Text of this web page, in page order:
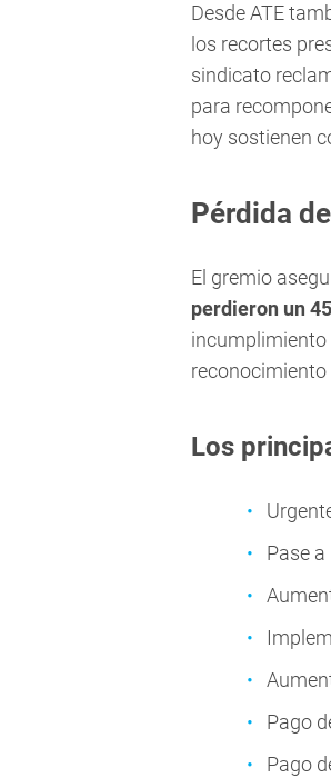
Desde ATE
los recortes
sindicato
para
hoy sostienen
Pérdida
El gremio
perdieron un
incumplimiento
reconocimiento
Los
Pase
Pago
Pago